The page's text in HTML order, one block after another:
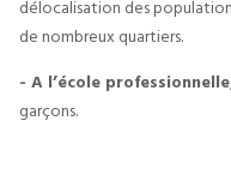
délocalisation des
de nombreux quartiers.
- A l’école professionnelle
garçons.